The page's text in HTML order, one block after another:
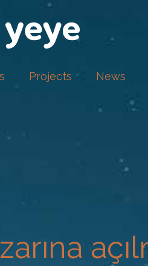
Projects News